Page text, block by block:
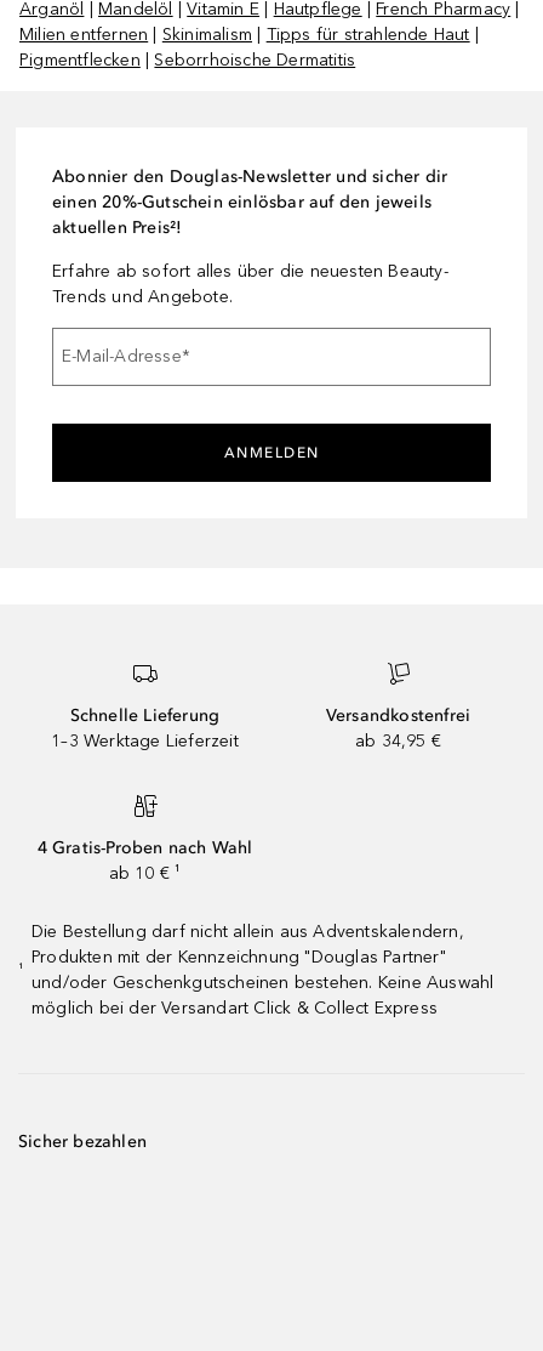
Arganöl
|Mandelöl |Vitamin E Hautpflege |French Pharmacy
Milien entfernen
Skinimalism Tipps für strahlende Haut
Pigmentflecken |Seborrhoische Dermatitis
Abonnier den Douglas-Newsletter und sicher dir
einen 20%-Gutschein einlösbar auf den jeweils
aktuellen Preis²!
Erfahre ab sofort alles über die neuesten Beauty-
Trends und Angebote.
E-Mail-Adresse*
ANMELDEN
Schnelle Lieferung
1–3 Werktage Lieferzeit
Versandkostenfrei
ab 34,95 €
4 Gratis-Proben nach Wahl
ab 10 € ¹
¹
Die Bestellung darf nicht allein aus Adventskalendern,
Produkten mit der Kennzeichnung "Douglas Partner"
und/oder Geschenkgutscheinen bestehen. Keine Auswahl
möglich bei der Versandart Click & Collect Express
Sicher bezahlen